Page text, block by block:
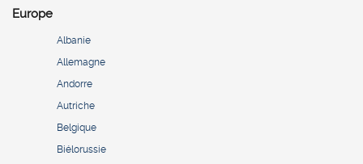
Europe
Albanie
Allemagne
Andorre
Autriche
Belgique
Biélorussie